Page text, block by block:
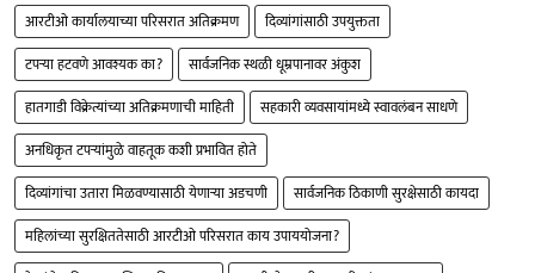
आरटीओ कार्यालयाच्या परिसरात अतिक्रमण
दिव्यांगांसाठी उपयुक्तता
टपऱ्या हटवणे आवश्यक का?
सार्वजनिक स्थळी धूम्रपानावर अंकुश
हातगाडी विक्रेत्यांच्या अतिक्रमणाची माहिती
सहकारी व्यवसायांमध्ये स्वावलंबन साधणे
अनधिकृत टपऱ्यांमुळे वाहतूक कशी प्रभावित होते
दिव्यांगांचा उतारा मिळवण्यासाठी येणाऱ्या अडचणी
सार्वजनिक ठिकाणी सुरक्षेसाठी कायदा
महिलांच्या सुरक्षिततेसाठी आरटीओ परिसरात काय उपाययोजना?